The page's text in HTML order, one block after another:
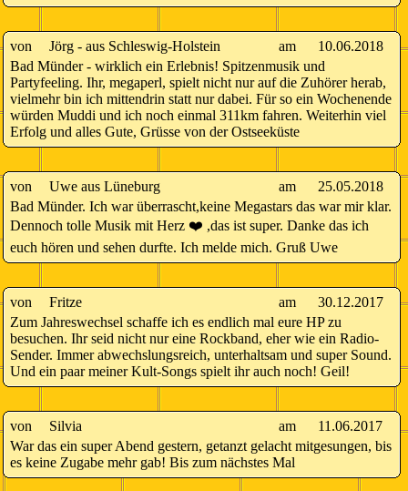
von Jörg - aus Schleswig-Holstein am
10.06.2018
Bad Münder - wirklich ein Erlebnis! Spitzenmusik und
Partyfeeling. Ihr, megaperl, spielt nicht nur auf die Zuhörer herab,
vielmehr bin ich mittendrin statt nur dabei. Für so ein Wochenende
würden Muddi und ich noch einmal 311km fahren. Weiterhin viel
Erfolg und alles Gute, Grüsse von der Ostseeküste
von Uwe aus Lüneburg am
25.05.2018
Bad Münder. Ich war überrascht,keine Megastars das war mir klar.
Dennoch tolle Musik mit Herz ❤️ ,das ist super. Danke das ich
euch hören und sehen durfte. Ich melde mich. Gruß Uwe
von Fritze am
30.12.2017
Zum Jahreswechsel schaffe ich es endlich mal eure HP zu
besuchen. Ihr seid nicht nur eine Rockband, eher wie ein Radio-
Sender. Immer abwechslungsreich, unterhaltsam und super Sound.
Und ein paar meiner Kult-Songs spielt ihr auch noch! Geil!
von Silvia am
11.06.2017
War das ein super Abend gestern, getanzt gelacht mitgesungen, bis
es keine Zugabe mehr gab! Bis zum nächstes Mal